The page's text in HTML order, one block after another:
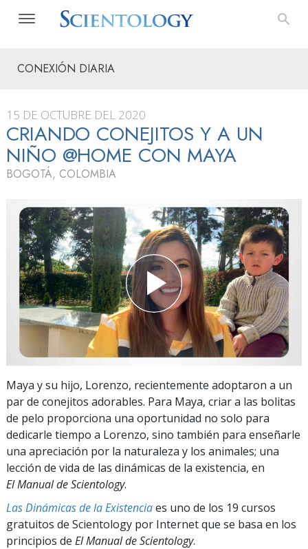
CONEXIÓN DIARIA
15 DE OCTUBRE DEL 2020
CRIANDO CONEJITOS Y A UN
NIÑO @HOME CON MAYA
BOGOTÁ, COLOMBIA
Maya y su hijo, Lorenzo, recientemente adoptaron a un
par de conejitos adorables. Para Maya, criar a las bolitas
de pelo proporciona una oportunidad no solo para
dedicarle tiempo a Lorenzo, sino también para enseñarle
una apreciación por la naturaleza y los animales; una
lección de vida de las dinámicas de la existencia, en
El Manual de Scientology.
Las Dinámicas de la Existenciaes uno de los 19 cursos
gratuitos de Scientology por Internet que se basa en los
principios de El Manual de Scientology.